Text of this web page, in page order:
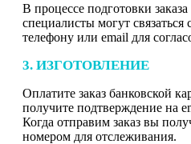
В процессе подготовки
специалисты могут
телефону или email для
3. ИЗГОТОВЛЕНИЕ
Оплатите заказ банковской
получите подтверждение на
Когда отправим заказ вы
номером для отслеживания.